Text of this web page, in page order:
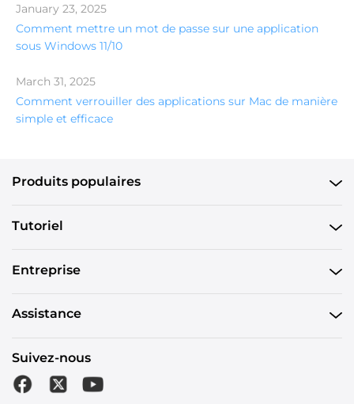
January 23, 2025
Comment mettre un mot de passe sur une application
sous Windows 11/10
March 31, 2025
Comment verrouiller des applications sur Mac de manière
simple et efficace
Produits populaires
Tutoriel
Entreprise
Assistance
Suivez-nous